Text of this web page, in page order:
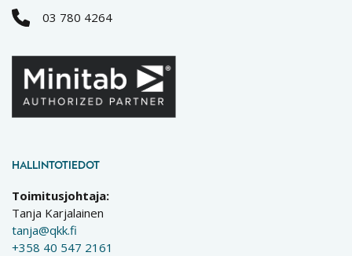
03 780 4264
HALLINTOTIEDOT
Toimitusjohtaja:
Tanja Karjalainen
tanja@qkk.fi
+358 40 547 2161